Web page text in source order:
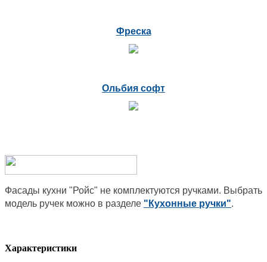
Фреска
Ольбия софт
Фасады кухни "Ройс" не комплектуются ручками. Выбрать
модель ручек можно в разделе "Кухонные ручки".
Характеристики